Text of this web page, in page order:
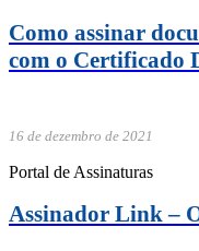
Como assinar
com o Certificado
16 de dezembro de 2021
Portal de Assinaturas
Assinador Link –